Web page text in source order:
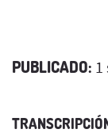
PUBLICADO: